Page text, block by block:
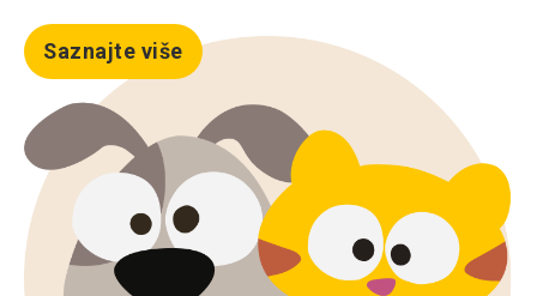
Saznajte više